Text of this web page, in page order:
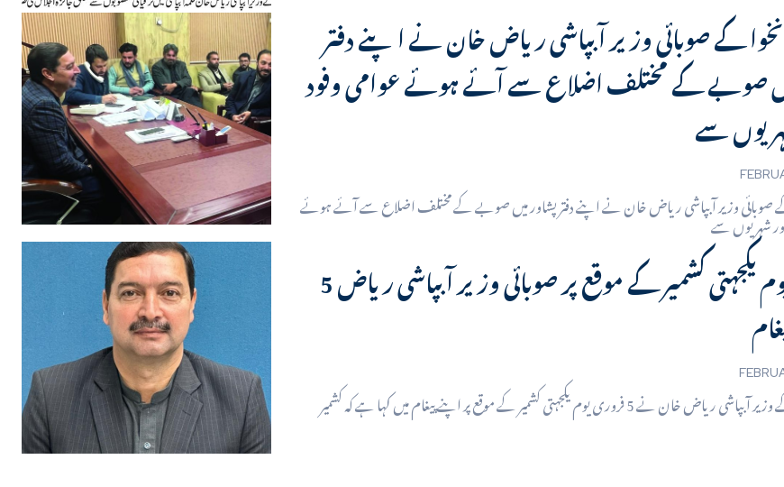
کے صوبائی وزیر آبپاشی ریاض خان نے اپنے دفتر
صوبے کے مختلف اضلاع سے آئے ہوئے عوامی وفود
کے صوبائی وزیر آبپاشی ریاض خان نے اپنے دفتر پشاور میں صوبے کے مختلف اضلاع سے آئے ہوئے
5 فروری یوم یکجہتی کشمیر کے موقع پر صوبائی وزیر آبپاشی ریاض
خیبرپختونخوا کے وزیر آبپاشی ریاض خان نے 5 فروری یوم یکجہتی کشمیر کے موقع پر اپنے پیغام میں کہا ہے کہ کشمیر